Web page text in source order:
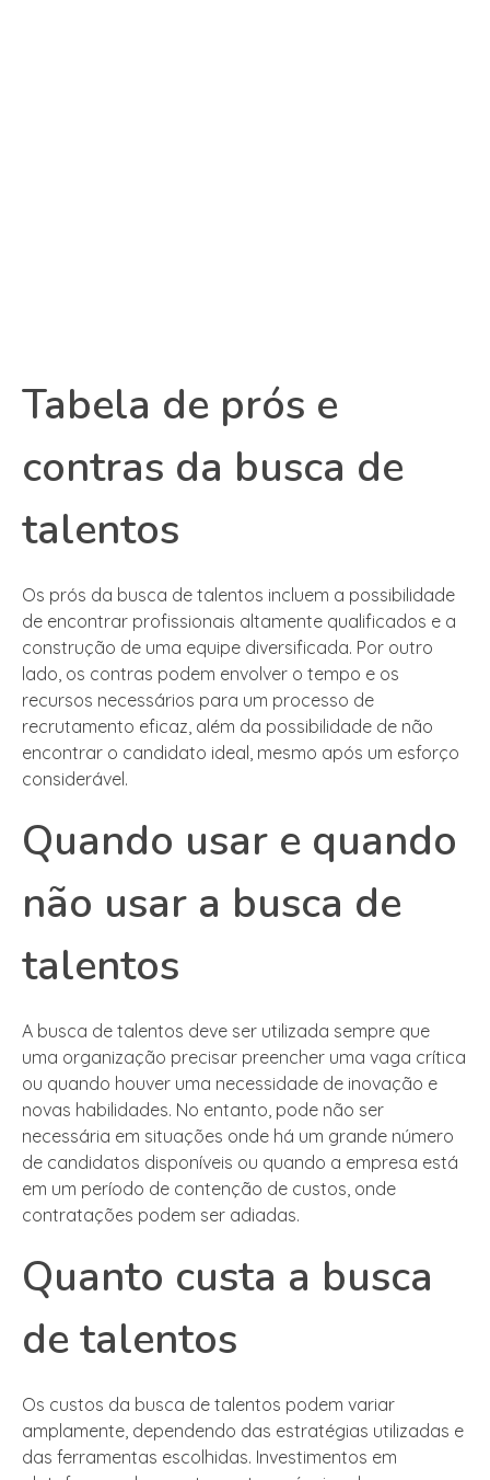
Tabela de prós e
contras da busca de
talentos
Os prós da busca de talentos incluem a possibilidade
de encontrar profissionais altamente qualificados e a
construção de uma equipe diversificada. Por outro
lado, os contras podem envolver o tempo e os
recursos necessários para um processo de
recrutamento eficaz, além da possibilidade de não
encontrar o candidato ideal, mesmo após um esforço
considerável.
Quando usar e quando
não usar a busca de
talentos
A busca de talentos deve ser utilizada sempre que
uma organização precisar preencher uma vaga crítica
ou quando houver uma necessidade de inovação e
novas habilidades. No entanto, pode não ser
necessária em situações onde há um grande número
de candidatos disponíveis ou quando a empresa está
em um período de contenção de custos, onde
contratações podem ser adiadas.
Quanto custa a busca
de talentos
Os custos da busca de talentos podem variar
amplamente, dependendo das estratégias utilizadas e
das ferramentas escolhidas. Investimentos em